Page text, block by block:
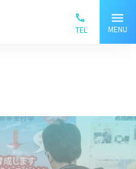
TEL
menu
MENU